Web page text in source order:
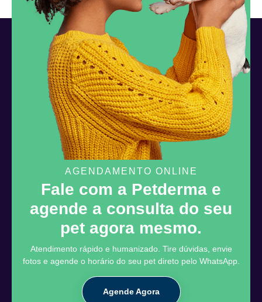
AGENDAMENTO ONLINE
Fale com a Petderma e
agende a consulta do seu
pet agora mesmo.
Atendimento rápido e humanizado. Tire dúvidas, envie
fotos e agende o horário do seu pet direto pelo WhatsApp.
Agende Agora